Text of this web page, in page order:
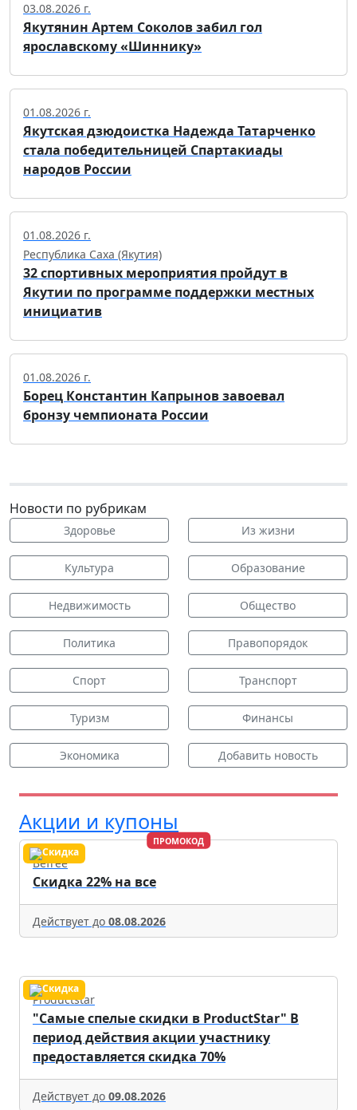
03.08.2026 г.
Якутянин Артем Соколов забил гол
ярославскому «Шиннику»
01.08.2026 г.
Якутская дзюдоистка Надежда Татарченко
стала победительницей Спартакиады
народов России
01.08.2026 г.
Республика Саха (Якутия)
32 спортивных мероприятия пройдут в
Якутии по программе поддержки местных
инициатив
01.08.2026 г.
Борец Константин Капрынов завоевал
бронзу чемпионата России
Новости по рубрикам
Здоровье Из жизни
Культура Образование
Недвижимость Общество
Политика Правопорядок
Спорт Транспорт
Туризм Финансы
Экономика Добавить новость
Акции и купоны
ПРОМОКОД
Befree
Скидка 22% на все
Действует до 08.08.2026
Productstar
"Самые спелые скидки в ProductStar" В
период действия акции участнику
предоставляется скидка 70%
Действует до 09.08.2026